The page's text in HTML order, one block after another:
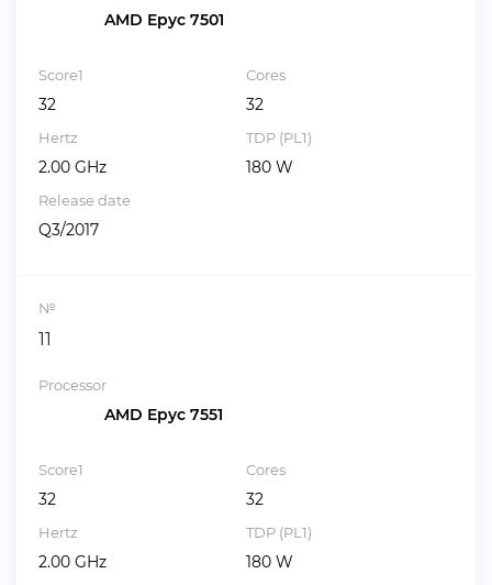
AMD Epyc 7501
Score1
32
Cores
32
Hertz
2.00 GHz
TDP (PL1)
180 W
Release date
Q3/2017
№
11
Processor
AMD Epyc 7551
Score1
32
Cores
32
Hertz
2.00 GHz
TDP (PL1)
180 W